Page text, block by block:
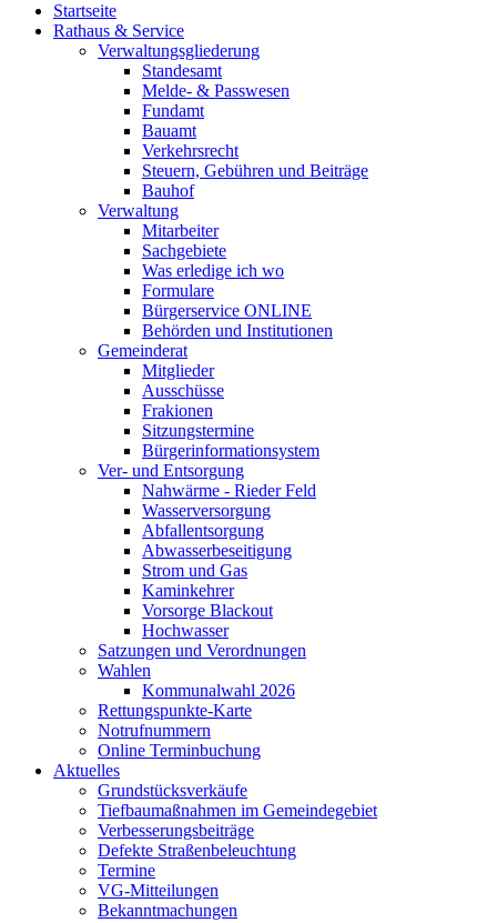
Startseite
Rathaus & Service
Verwaltungsgliederung
Standesamt
Melde- & Passwesen
Fundamt
Bauamt
Verkehrsrecht
Steuern, Gebühren und Beiträge
Bauhof
Verwaltung
Mitarbeiter
Sachgebiete
Was erledige ich wo
Formulare
Bürgerservice ONLINE
Behörden und Institutionen
Gemeinderat
Mitglieder
Ausschüsse
Frakionen
Sitzungstermine
Bürgerinformationsystem
Ver- und Entsorgung
Nahwärme - Rieder Feld
Wasserversorgung
Abfallentsorgung
Abwasserbeseitigung
Strom und Gas
Kaminkehrer
Vorsorge Blackout
Hochwasser
Satzungen und Verordnungen
Wahlen
Kommunalwahl 2026
Rettungspunkte-Karte
Notrufnummern
Online Terminbuchung
Aktuelles
Grundstücksverkäufe
Tiefbaumaßnahmen im Gemeindegebiet
Verbesserungsbeiträge
Defekte Straßenbeleuchtung
Termine
VG-Mitteilungen
Bekanntmachungen